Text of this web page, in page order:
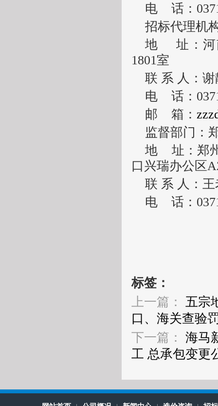
电
话：
招标代理机
地
址：
1801室
联 系 人：
电
话：
邮
箱：
监督部门：
地
址：郑
口兴瑞办公区
联 系 人：
电
话：
标签：
上一篇： 五宗
口、海关查验
下一篇： 海马
工 总承包变更